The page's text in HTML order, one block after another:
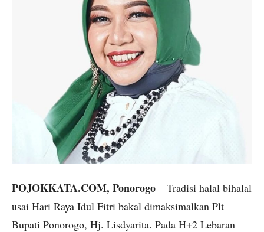
POJOKKATA.COM, Ponorogo – Tradisi halal bihalal
usai Hari Raya Idul Fitri bakal dimaksimalkan Plt
Bupati Ponorogo, Hj. Lisdyarita. Pada H+2 Lebaran